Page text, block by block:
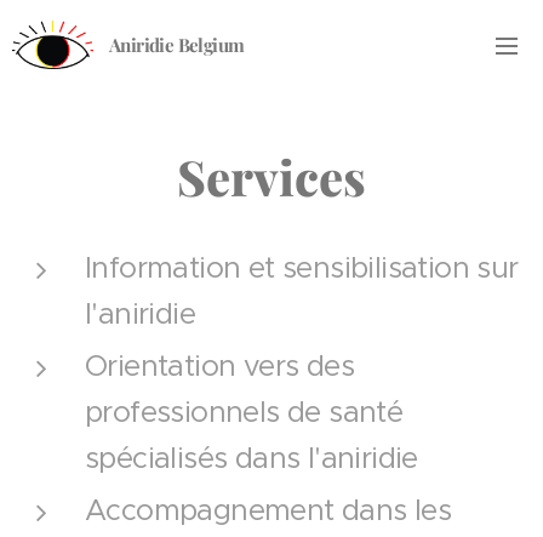
Aniridie Belgium
Services
Information et sensibilisation sur
l'aniridie
Orientation vers des
professionnels de santé
spécialisés dans l'aniridie
Accompagnement dans les